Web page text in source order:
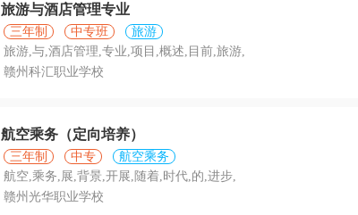
旅游与酒店管理专业
三年制 中专班
旅游
旅游,与,酒店管理,专业,项目,概述,目前,旅游,
赣州科汇职业学校
航空乘务（定向培养）
三年制 中专
航空乘务
航空,乘务,展,背景,开展,随着,时代,的,进步,
赣州光华职业学校